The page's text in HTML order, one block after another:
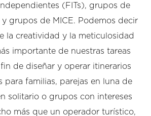
(FITs), grupos de
grupos de MICE. Podemos decir
la creatividad y la meticulosidad
importante de nuestras tareas
de diseñar y operar itinerarios
para familias, parejas en luna de
solitario o grupos con intereses
más que un operador turístico,